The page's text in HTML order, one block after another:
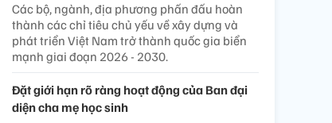
Các bộ, ngành, địa phương phấn đấu hoàn
thành các chỉ tiêu chủ yếu về xây dựng và
phát triển Việt Nam trở thành quốc gia biển
mạnh giai đoạn 2026 - 2030.
Đặt giới hạn rõ ràng hoạt động của Ban đại
diện cha mẹ học sinh